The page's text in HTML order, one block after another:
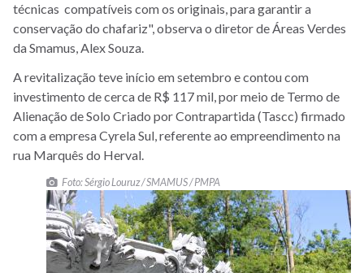
técnicas compatíveis com os originais, para garantir a
conservação do chafariz", observa o diretor de Áreas Verdes
da Smamus, Alex Souza.
A revitalização teve início em setembro e contou com
investimento de cerca de R$ 117 mil, por meio de Termo de
Alienação de Solo Criado por Contrapartida (Tascc) firmado
com a empresa Cyrela Sul, referente ao empreendimento na
rua Marquês do Herval.
Foto: Sérgio Louruz / SMAMUS / PMPA